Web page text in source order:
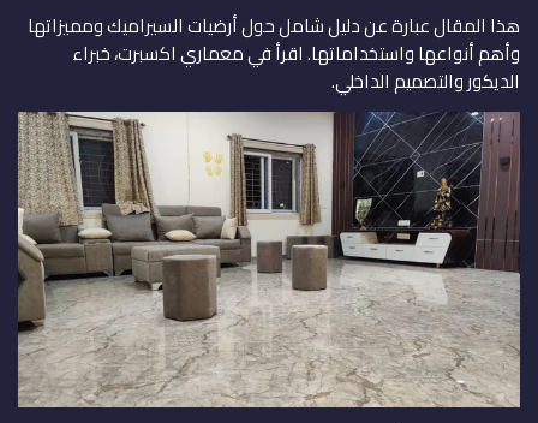
هذا المقال عبارة عن دليل شامل حول أرضيات السيراميك ومميزاتها
وأهم أنواعها واستخداماتها. اقرأ في معماري اكسبرت، خبراء
الديكور والتصميم الداخلي.